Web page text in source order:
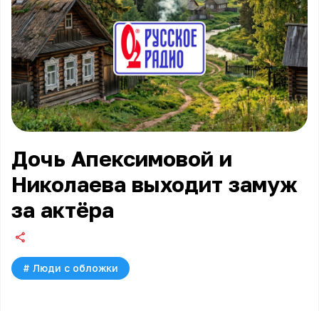
Дочь Апексимовой и
Николаева выходит замуж
за актёра
# Люди с обложки